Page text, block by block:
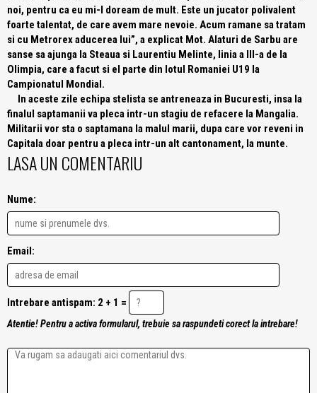
noi, pentru ca eu mi-l doream de mult. Este un jucator polivalent
foarte talentat, de care avem mare nevoie. Acum ramane sa tratam
si cu Metrorex aducerea lui”, a explicat Mot. Alaturi de Sarbu are
sanse sa ajunga la Steaua si Laurentiu Melinte, linia a III-a de la
Olimpia, care a facut si el parte din lotul Romaniei U19 la
Campionatul Mondial.
In aceste zile echipa stelista se antreneaza in Bucuresti, insa la
finalul saptamanii va pleca intr-un stagiu de refacere la Mangalia.
Militarii vor sta o saptamana la malul marii, dupa care vor reveni in
Capitala doar pentru a pleca intr-un alt cantonament, la munte.
LASA UN COMENTARIU
Nume:
Email:
Intrebare antispam: 2 + 1 =
Atentie! Pentru a activa formularul, trebuie sa raspundeti corect la intrebare!